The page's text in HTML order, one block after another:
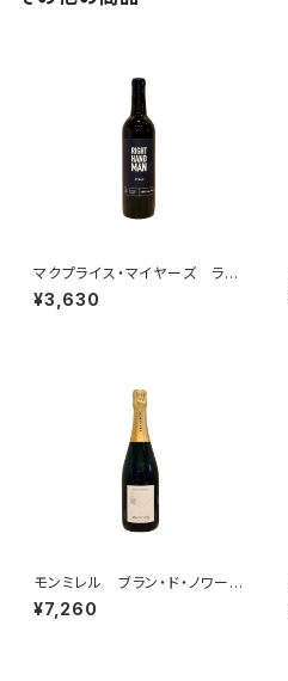
マクプライス・マイヤーズ ライ
ト・ハンド・マン シラー 2023
¥3,630
モンミレル ブラン・ド・ノワー
ル クレマン・ピコネ・セレクシ
ョン
¥7,260